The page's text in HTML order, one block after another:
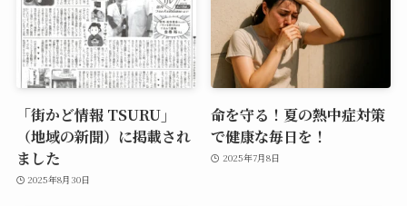
「街かど情報 TSURU」
（地域の新聞）に掲載され
ました
2025年8月30日
命を守る！夏の熱中症対策
で健康な毎日を！
2025年7月8日